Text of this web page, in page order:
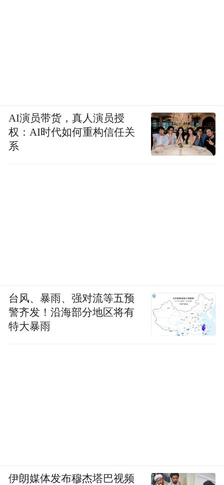
AI演员带货，真人演员授
权：AI时代如何重构信任关
系
台风、暴雨、强对流等五预
警齐发！沿海部分地区将有
特大暴雨
伊朗媒体发布穆杰塔巴视频